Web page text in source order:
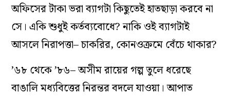
অফিসের টাকা ভরা ব্যাগটা কিছুতেই হাতছাড়া করবে না
সে। একি শুধুই কর্তব্যবোধে? নাকি ওই ব্যাগটাই
আসলে নিরাপত্তা– চাকরির, কোনওক্রমে বেঁচে থাকার?
’৬৮ থেকে ’৮৬– অসীম রায়ের গল্প তুলে ধরেছে
বাঙালি মধ্যবিত্তের নিরন্তর বদলে যাওয়া। আপাত